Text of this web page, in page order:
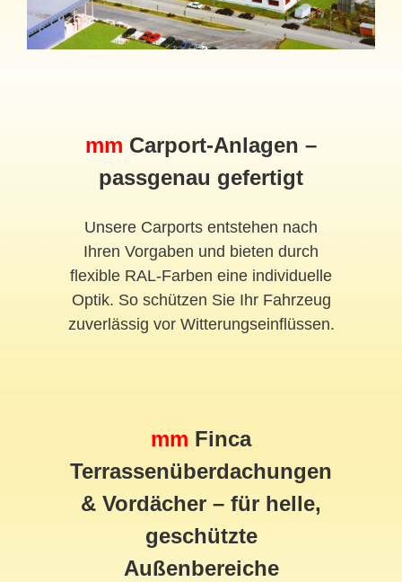
mm Carport-Anlagen –
passgenau gefertigt
Unsere Carports entstehen nach
Ihren Vorgaben und bieten durch
flexible RAL-Farben eine individuelle
Optik. So schützen Sie Ihr Fahrzeug
zuverlässig vor Witterungseinflüssen.
mm Finca
Terrassenüberdachungen
& Vordächer – für helle,
geschützte
Außenbereiche